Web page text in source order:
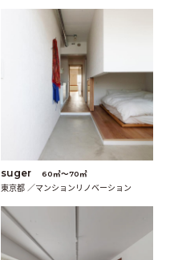
suger 60㎡〜70㎡
東京都 ／マンションリノベーション